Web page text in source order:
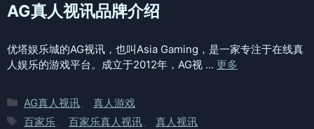
AG真人视讯品牌介绍
优塔娱乐城的AG视讯，也叫Asia Gaming，是一家专注于在线真
人娱乐的游戏平台。成立于2012年，AG视 … 更多
分
类
AG真人视讯
真人游戏
标
百家乐 百家乐真人视讯 真人视讯